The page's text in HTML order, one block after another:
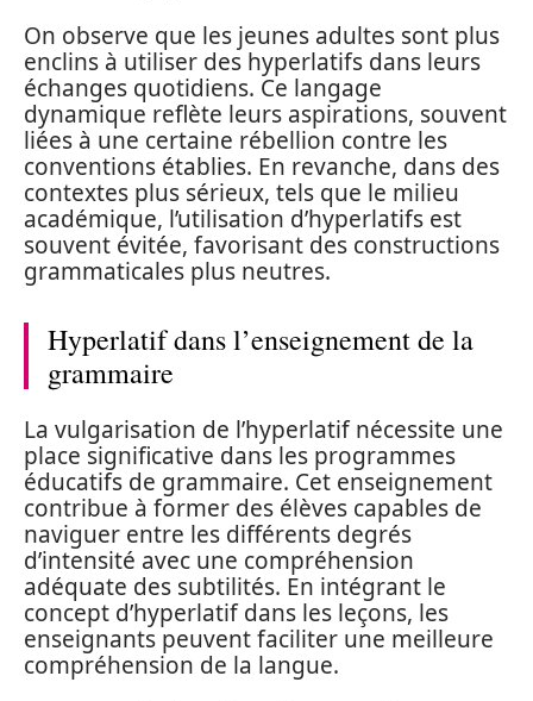
On observe que les jeunes adultes sont plus
enclins à utiliser des hyperlatifs dans leurs
échanges quotidiens. Ce langage
dynamique reflète leurs aspirations, souvent
liées à une certaine rébellion contre les
conventions établies. En revanche, dans des
contextes plus sérieux, tels que le milieu
académique, l’utilisation d’hyperlatifs est
souvent évitée, favorisant des constructions
grammaticales plus neutres.
Hyperlatif dans l’enseignement de la
grammaire
La vulgarisation de l’hyperlatif nécessite une
place significative dans les programmes
éducatifs de grammaire. Cet enseignement
contribue à former des élèves capables de
naviguer entre les différents degrés
d’intensité avec une compréhension
adéquate des subtilités. En intégrant le
concept d’hyperlatif dans les leçons, les
enseignants peuvent faciliter une meilleure
compréhension de la langue.